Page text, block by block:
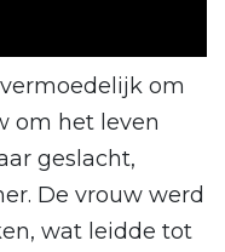
om
om het leven
geslacht,
De vrouw werd
wat leidde tot